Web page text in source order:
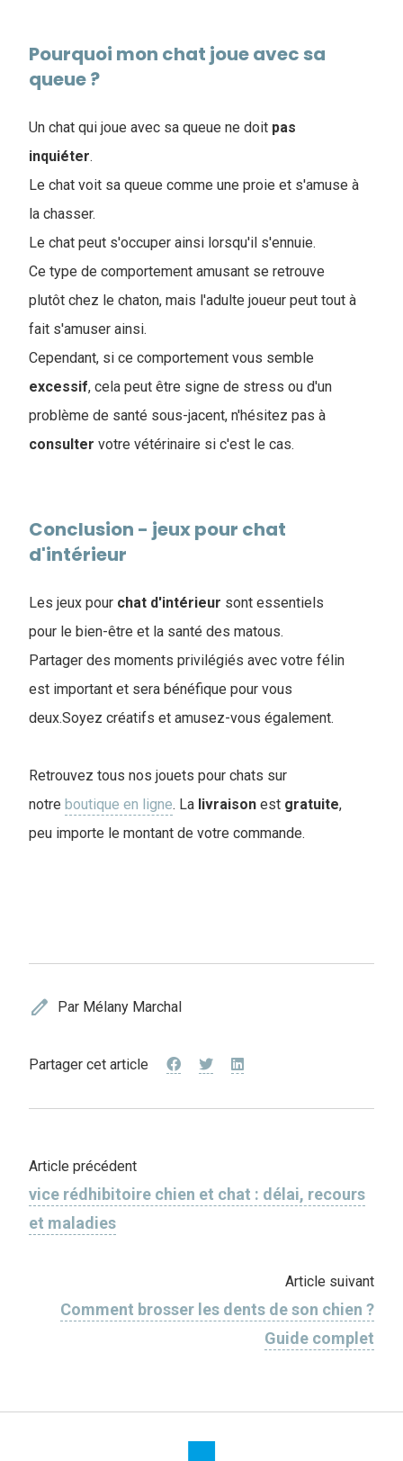
Pourquoi mon chat joue avec sa
queue ?
Un chat qui joue avec sa queue ne doit pas
inquiéter.
Le chat voit sa queue comme une proie et s'amuse à
la chasser.
Le chat peut s'occuper ainsi lorsqu'il s'ennuie.
Ce type de comportement amusant se retrouve
plutôt chez le chaton, mais l'adulte joueur peut tout à
fait s'amuser ainsi.
Cependant, si ce comportement vous semble
excessif, cela peut être signe de stress ou d'un
problème de santé sous-jacent, n'hésitez pas à
consulter votre vétérinaire si c'est le cas.
Conclusion - jeux pour chat
d'intérieur
Les jeux pour chat d'intérieur sont essentiels
pour le bien-être et la santé des matous.
Partager des moments privilégiés avec votre félin
est important et sera bénéfique pour vous
deux.Soyez créatifs et amusez-vous également.
Retrouvez tous nos jouets pour chats sur
notre boutique en ligne. La livraison est gratuite,
peu importe le montant de votre commande.
edit Par Mélany Marchal
Partager cet article
Article précédent
vice rédhibitoire chien et chat : délai, recours
et maladies
Article suivant
Comment brosser les dents de son chien ?
Guide complet